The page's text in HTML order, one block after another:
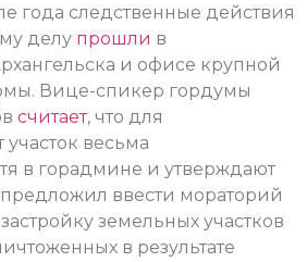
года следственные действия
делу прошли в
и офисе крупной
Вице-спикер гордумы
считает, что для
участок весьма
в горадмине и утверждают
предложил ввести мораторий
земельных участков
в результате